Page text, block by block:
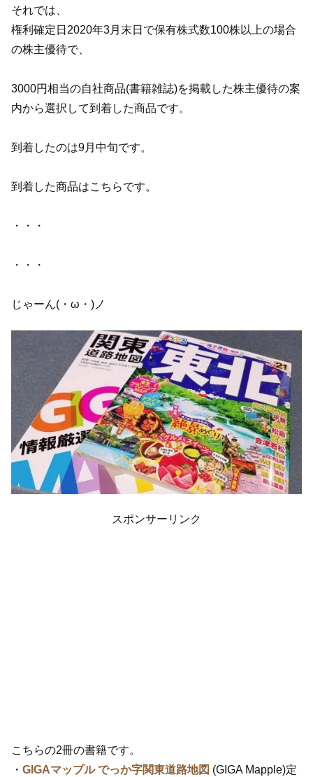
それでは、
権利確定日2020年3月末日で保有株式数100株以上の場合
の株主優待で、
3000円相当の自社商品(書籍雑誌)を掲載した株主優待の案
内から選択して到着した商品です。
到着したのは9月中旬です。
到着した商品はこちらです。
・・・
・・・
じゃーん(・ω・)ノ
スポンサーリンク
こちらの2冊の書籍です。
・ GIGAマップル でっか字関東道路地図 (GIGA Mapple)定